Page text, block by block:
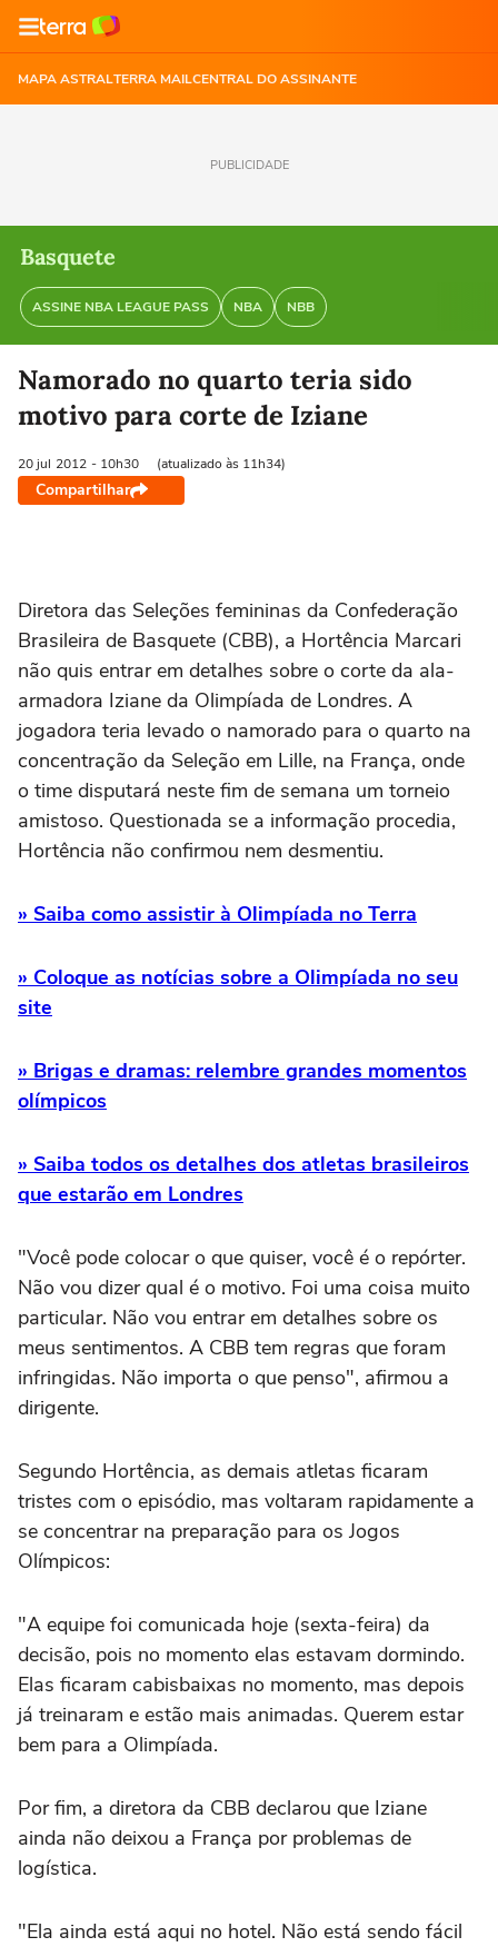
MAPA ASTRALTERRA MAILCENTRAL DO ASSINANTE
PUBLICIDADE
Basquete
ASSINE NBA LEAGUE PASS NBA NBB
Namorado no quarto teria sido
motivo para corte de Iziane
20 jul 2012 - 10h30 (atualizado às 11h34)
Compartilhar
Diretora das Seleções femininas da Confederação
Brasileira de Basquete (CBB), a Hortência Marcari
não quis entrar em detalhes sobre o corte da ala-
armadora Iziane da Olimpíada de Londres. A
jogadora teria levado o namorado para o quarto na
concentração da Seleção em Lille, na França, onde
o time disputará neste fim de semana um torneio
amistoso. Questionada se a informação procedia,
Hortência não confirmou nem desmentiu.
» Saiba como assistir à Olimpíada no Terra
» Coloque as notícias sobre a Olimpíada no seu
site
» Brigas e dramas: relembre grandes momentos
olímpicos
» Saiba todos os detalhes dos atletas brasileiros
que estarão em Londres
"Você pode colocar o que quiser, você é o repórter.
Não vou dizer qual é o motivo. Foi uma coisa muito
particular. Não vou entrar em detalhes sobre os
meus sentimentos. A CBB tem regras que foram
infringidas. Não importa o que penso", afirmou a
dirigente.
Segundo Hortência, as demais atletas ficaram
tristes com o episódio, mas voltaram rapidamente a
se concentrar na preparação para os Jogos
Olímpicos:
"A equipe foi comunicada hoje (sexta-feira) da
decisão, pois no momento elas estavam dormindo.
Elas ficaram cabisbaixas no momento, mas depois
já treinaram e estão mais animadas. Querem estar
bem para a Olimpíada.
Por fim, a diretora da CBB declarou que Iziane
ainda não deixou a França por problemas de
logística.
"Ela ainda está aqui no hotel. Não está sendo fácil